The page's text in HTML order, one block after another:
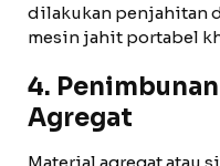
dilakukan penjahitan
mesin jahit portabel
4.
Agregat